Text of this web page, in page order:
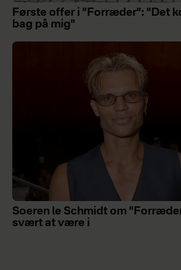
Første offer i "Forræder": "Det
bag på mig"
Soeren le Schmidt om
svært at være i